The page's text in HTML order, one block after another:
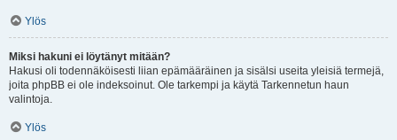
Ylös
Miksi hakuni ei löytänyt mitään?
Hakusi oli todennäköisesti liian epämääräinen ja sisälsi useita yleisiä termejä,
joita phpBB ei ole indeksoinut. Ole tarkempi ja käytä Tarkennetun haun
valintoja.
Ylös